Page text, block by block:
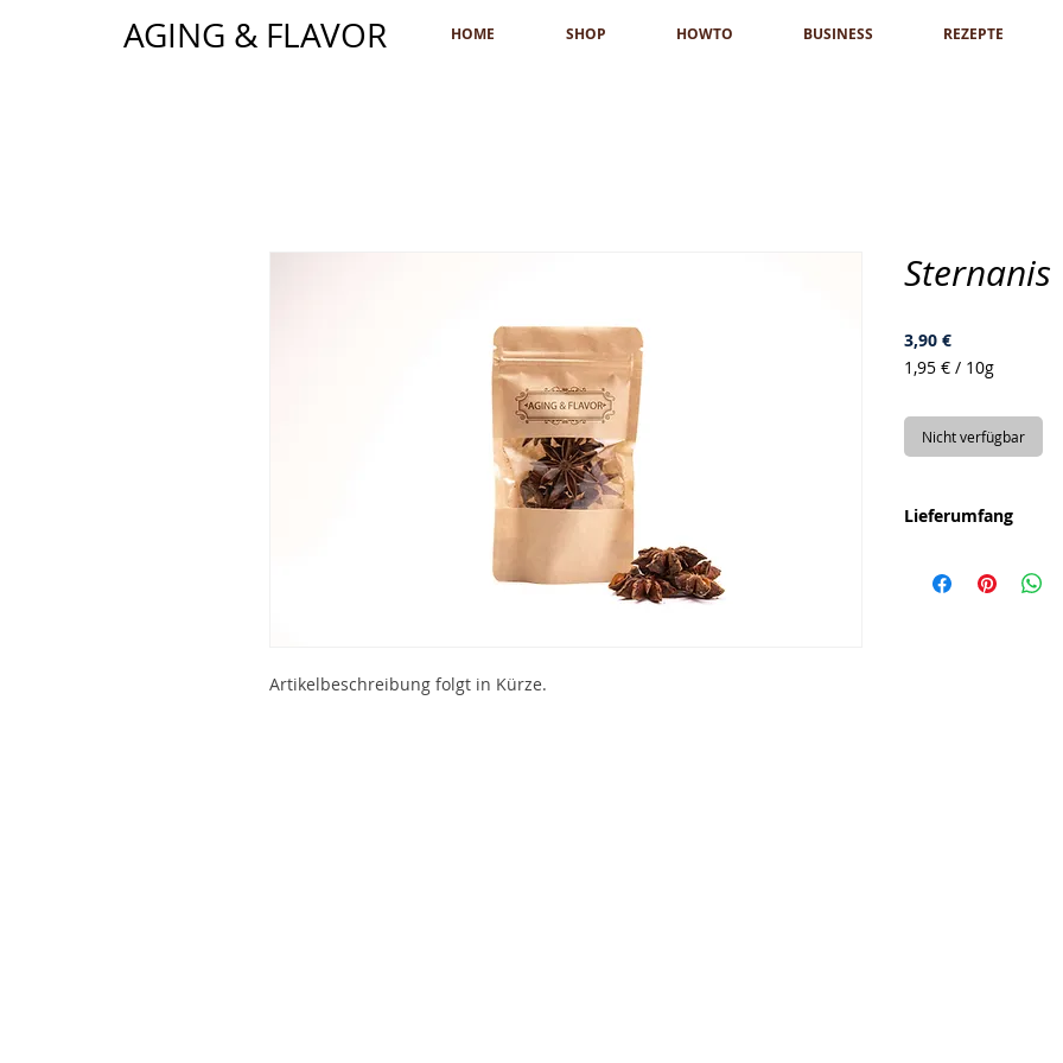
HOME SHOP HOWTO BUSINESS REZEPTE
AGING & FLAVOR
Artikelbeschreibung folgt in Kürze.
Sternanis
3,90 €Preis
1,95 € / 10g
pro
Gramm
Nicht verfügbar
Lieferumfang